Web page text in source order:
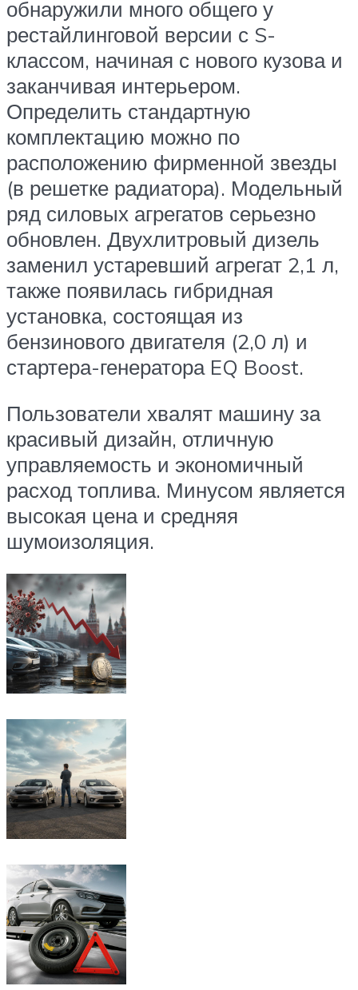
обнаружили много общего у
рестайлинговой версии с S-
классом, начиная с нового кузова и
заканчивая интерьером.
Определить стандартную
комплектацию можно по
расположению фирменной звезды
(в решетке радиатора). Модельный
ряд силовых агрегатов серьезно
обновлен. Двухлитровый дизель
заменил устаревший агрегат 2,1 л,
также появилась гибридная
установка, состоящая из
бензинового двигателя (2,0 л) и
стартера-генератора EQ Boost.
Пользователи хвалят машину за
красивый дизайн, отличную
управляемость и экономичный
расход топлива. Минусом является
высокая цена и средняя
шумоизоляция.